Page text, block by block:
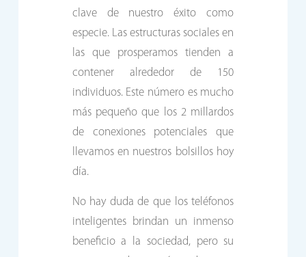
clave de nuestro éxito como
especie. Las estructuras sociales en
las que prosperamos tienden a
contener alrededor de 150
individuos. Este número es mucho
más pequeño que los 2 millardos
de conexiones potenciales que
llevamos en nuestros bolsillos hoy
día.
No hay duda de que los teléfonos
inteligentes brindan un inmenso
beneficio a la sociedad, pero su